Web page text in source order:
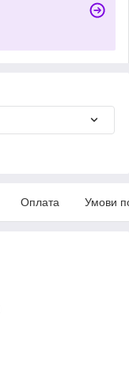
Оплата Умови